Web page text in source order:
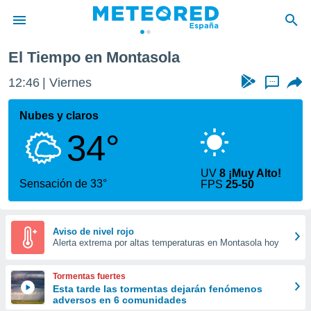
de
por
que se
calidad.
a este
las
y
forma
digital
basada
El Tiempo en Montasola
12:46 Viernes ...
Nubes y claros
34°
Sensación de 33°
UV8 ¡Muy Alto!
FPS25-50
Aviso de nivel rojo
Alerta extrema por altas temperaturas en Montasola hoy
Tormentas fuertes
Esta tarde las tormentas dejarán fenómenos
adversos en 6 comunidades